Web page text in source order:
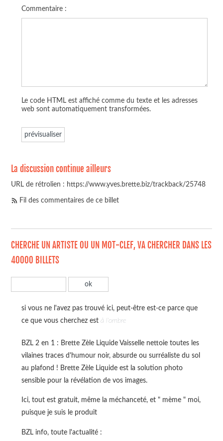
Commentaire :
Le code HTML est affiché comme du texte et les adresses
web sont automatiquement transformées.
La discussion continue ailleurs
URL de rétrolien : https://www.yves.brette.biz/trackback/25748
Fil des commentaires de ce billet
CHERCHE UN ARTISTE OU UN MOT-CLEF, VA CHERCHER DANS LES
40000 BILLETS
si vous ne l'avez pas trouvé ici, peut-être est-ce parce que
ce que vous cherchez est à l'ombre
BZL 2 en 1 : Brette Zèle Liquide Vaisselle nettoie toutes les
vilaines traces d'humour noir, absurde ou surréaliste du sol
au plafond ! Brette Zèle Liquide est la solution photo
sensible pour la révélation de vos images.
Ici, tout est gratuit, même la méchanceté, et " mème " moi,
puisque je suis le produit
BZL info, toute l'actualité :